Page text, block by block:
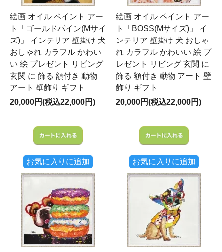
絵画 オイル ペイント アー
ト「ゴールドパイン(Mサイ
ズ)」 インテリア 壁掛け 犬
おしゃれ カラフル かわい
い 絵 プレゼント リビング
玄関 に 飾る 額付き 動物
アート 壁飾り ギフト
20,000円(税込22,000円)
お気に入りに追加
絵画 オイル ペイント アー
ト「BOSS(Mサイズ)」 イ
ンテリア 壁掛け 犬 おしゃ
れ カラフル かわいい 絵 プ
レゼント リビング 玄関 に
飾る 額付き 動物 アート 壁
飾り ギフト
20,000円(税込22,000円)
お気に入りに追加